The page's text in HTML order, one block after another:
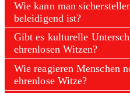
Wie kann man
beleidigend ist?
Gibt es kulturelle
ehrenlosen Witzen?
Wie reagieren Menschen
ehrenlose Witze?